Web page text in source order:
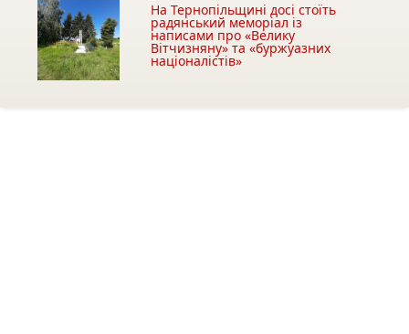
На Тернопільщині досі стоїть
радянський меморіал із
написами про «Велику
Вітчизняну» та «буржуазних
націоналістів»